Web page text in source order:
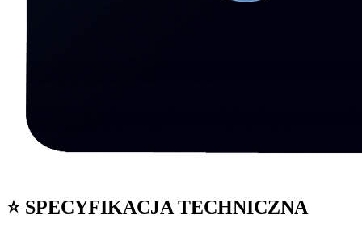
⭐ SPECYFIKACJA TECHNICZNA